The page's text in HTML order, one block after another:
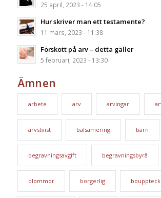
25 april, 2023 - 14:05
Hur skriver man ett testamente?
11 mars, 2023 - 11:38
Förskott på arv – detta gäller
5 februari, 2023 - 13:30
Ämnen
arbete arv arvingar
arvstvist balsamering barn
begravningsavgift begravningsbyrå
blommor borgerlig